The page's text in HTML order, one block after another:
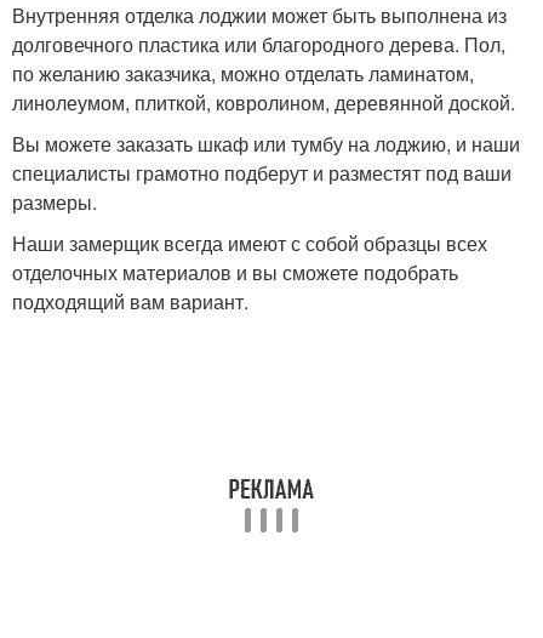
Внутренняя отделка лоджии может быть выполнена из
долговечного пластика или благородного дерева. Пол,
по желанию заказчика, можно отделать ламинатом,
линолеумом, плиткой, ковролином, деревянной доской.
Вы можете заказать шкаф или тумбу на лоджию, и наши
специалисты грамотно подберут и разместят под ваши
размеры.
Наши замерщик всегда имеют с собой образцы всех
отделочных материалов и вы сможете подобрать
подходящий вам вариант.